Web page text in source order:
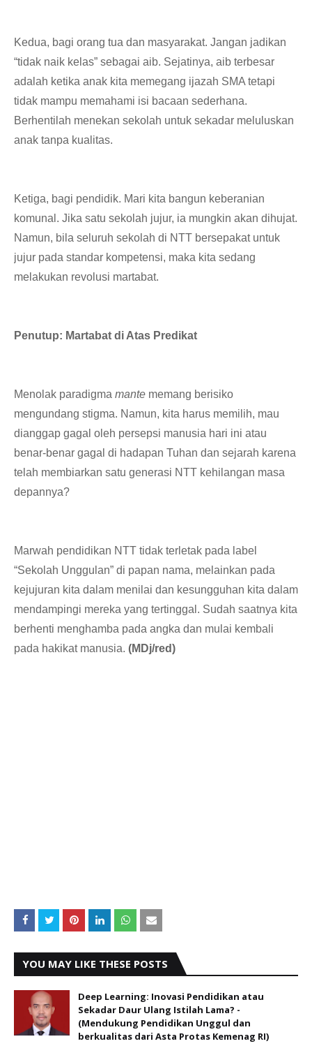
Kedua, bagi orang tua dan masyarakat. Jangan jadikan
“tidak naik kelas” sebagai aib. Sejatinya, aib terbesar
adalah ketika anak kita memegang ijazah SMA tetapi
tidak mampu memahami isi bacaan sederhana.
Berhentilah menekan sekolah untuk sekadar meluluskan
anak tanpa kualitas.
Ketiga, bagi pendidik. Mari kita bangun keberanian
komunal. Jika satu sekolah jujur, ia mungkin akan dihujat.
Namun, bila seluruh sekolah di NTT bersepakat untuk
jujur pada standar kompetensi, maka kita sedang
melakukan revolusi martabat.
Penutup: Martabat di Atas Predikat
​Menolak paradigma mante memang berisiko
mengundang stigma. Namun, kita harus memilih, mau
dianggap gagal oleh persepsi manusia hari ini atau
benar-benar gagal di hadapan Tuhan dan sejarah karena
telah membiarkan satu generasi NTT kehilangan masa
depannya?
Marwah pendidikan NTT tidak terletak pada label
“Sekolah Unggulan” di papan nama, melainkan pada
kejujuran kita dalam menilai dan kesungguhan kita dalam
mendampingi mereka yang tertinggal. Sudah saatnya kita
berhenti menghamba pada angka dan mulai kembali
pada hakikat manusia. (MDj/red)
YOU MAY LIKE THESE POSTS
Deep Learning: Inovasi Pendidikan atau
Sekadar Daur Ulang Istilah Lama? -
(Mendukung Pendidikan Unggul dan
berkualitas dari Asta Protas Kemenag RI)